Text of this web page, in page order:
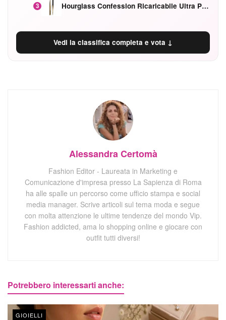
3 Hourglass Confession Ricaricabile Ultra Preciso Ad Alta Intensità Secretly Classic Red
Vedi la classifica completa e vota ↓
Alessandra Certomà
Fashion Editor - Laureata in Marketing e
Comunicazione d'impresa presso La Sapienza di Roma
ha alle spalle un percorso come ufficio stampa e social
media manager. Scrive articoli sul tema moda e segue
con molta attenzione le ultime tendenze del mondo Vip.
Fashion addicted, ama lo shopping online e giocare con
outfit tutti diversi!
Potrebbero interessarti anche:
GIOIELLI